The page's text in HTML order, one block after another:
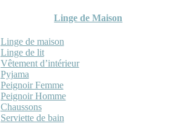
Linge de Maison
Linge de maison
Linge de lit
Vêtement d’intérieur
Pyjama
Peignoir Femme
Peignoir Homme
Chaussons
Serviette de bain